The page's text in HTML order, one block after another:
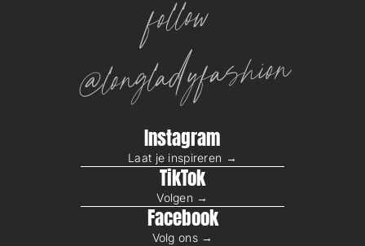
follow
@longladyfashion
Instagram
Laat je inspireren →
TikTok
Volgen →
Facebook
Volg ons →